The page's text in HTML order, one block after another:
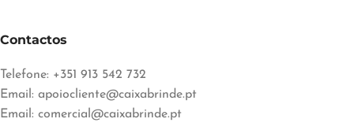
Contactos
Telefone: +351 913 542 732
Email: apoiocliente@caixabrinde.pt
Email: comercial@caixabrinde.pt